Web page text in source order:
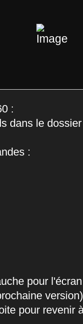
:
dans le
:
pour
version)
pour revenir